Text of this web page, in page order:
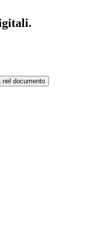
nel documento